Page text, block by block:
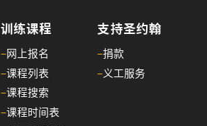
训练课程
–网上报名
–课程列表
–课程搜索
–课程时间表
支持圣约翰
–捐款
–义工服务